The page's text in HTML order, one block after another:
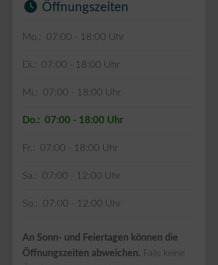
Öffnungszeiten
Mo.: 07:00 - 18:00
Di.: 07:00 - 18:00
Mi.: 07:00 - 18:00
Do.: 07:00 - 18:00
Fr.: 07:00 - 18:00
Sa.: 07:00 - 12:00
So.: 07:00 - 12:00
An Sonn- und Feiertagen können die
Öffnungszeiten abweichen. Falls keine